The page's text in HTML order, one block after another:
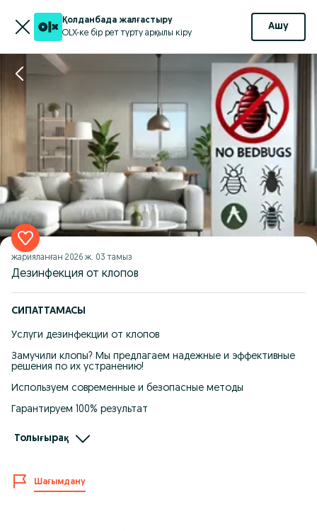
Қолданбада жалғастыру
OLX-ке бір рет түрту арқылы кіру
Ашу
жарияланған 2026 ж. 03 тамыз
Дезинфекция от клопов
СИПАТТАМАСЫ
Услуги дезинфекции от клопов
Замучили клопы? Мы предлагаем надежные и эффективные
решения по их устранению!
Используем современные и безопасные методы
Гарантируем 100% результат
Мы заботимся о вашем комфорте и здоровье!
Позвоните сейчас!
Толығырақ
Шағымдану